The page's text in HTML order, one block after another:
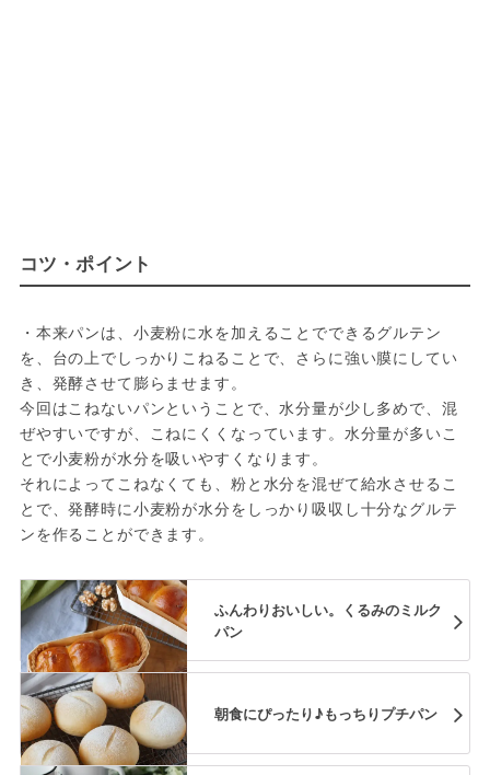
コツ・ポイント
・本来パンは、小麦粉に水を加えることでできるグルテン
を、台の上でしっかりこねることで、さらに強い膜にしてい
き、発酵させて膨らませます。
今回はこねないパンということで、水分量が少し多めで、混
ぜやすいですが、こねにくくなっています。水分量が多いこ
とで小麦粉が水分を吸いやすくなります。
それによってこねなくても、粉と水分を混ぜて給水させるこ
とで、発酵時に小麦粉が水分をしっかり吸収し十分なグルテ
ンを作ることができます。
ふんわりおいしい。くるみのミルク
パン
朝食にぴったり♪もっちりプチパン